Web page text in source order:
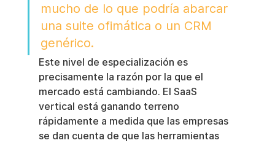
mucho de lo que podría abarcar
una suite ofimática o un CRM
genérico.
Este nivel de especialización es
precisamente la razón por la que el
mercado está cambiando. El SaaS
vertical está ganando terreno
rápidamente a medida que las empresas
se dan cuenta de que las herramientas